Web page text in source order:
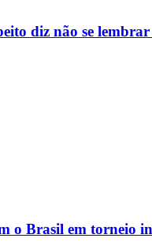
diz não se
o Brasil em torneio